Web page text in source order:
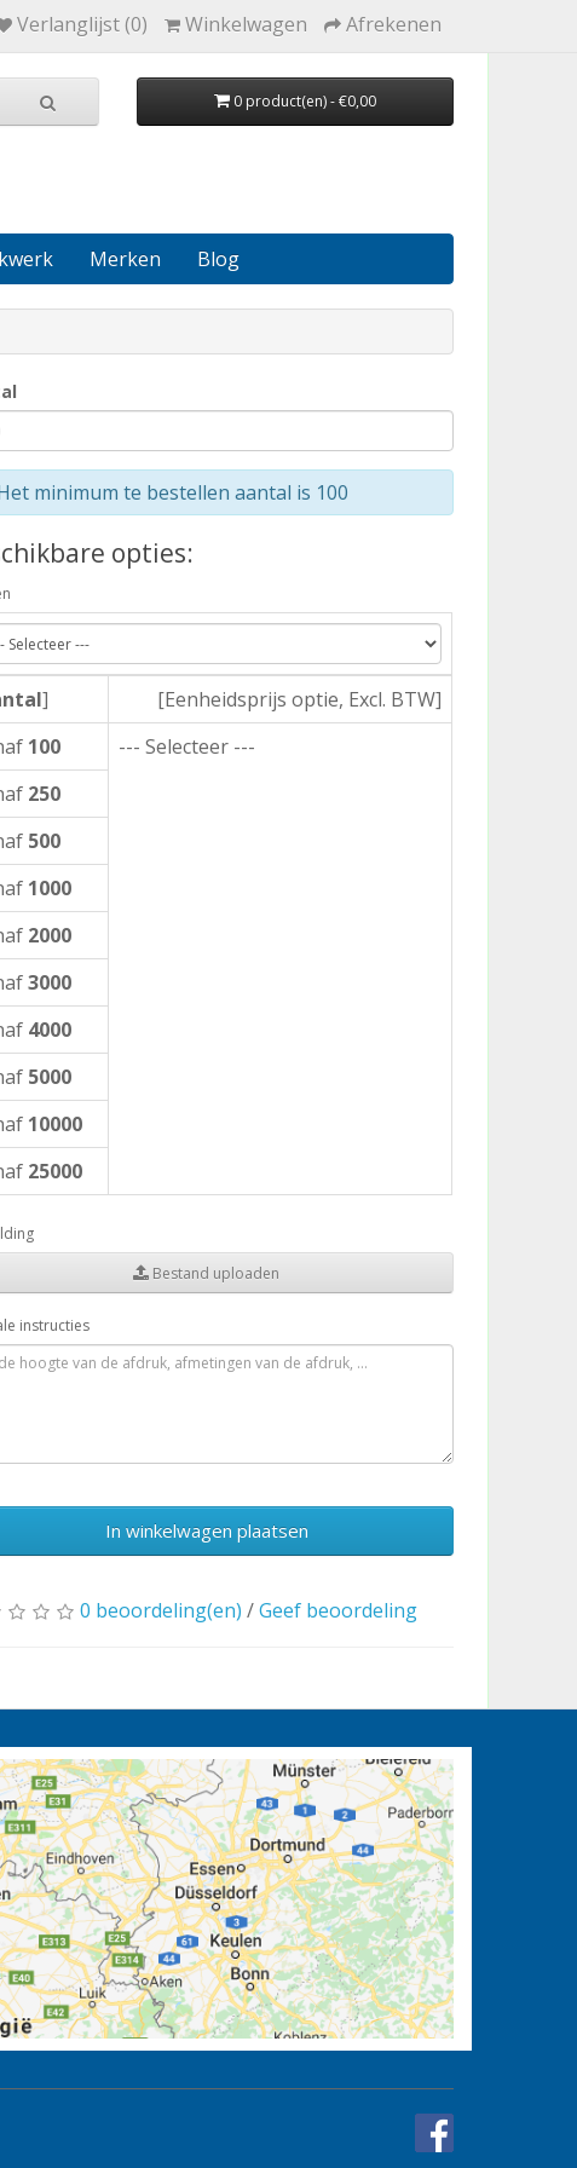
Verlanglijst (0) Winkelwagen Afrekenen
0 product(en) - €0,00
Merken Blog
minimum te bestellen aantal is 100
opties:
]
[Eenheidsprijs optie, Excl. BTW]
100
--- Selecteer ---
250
500
1000
2000
3000
4000
5000
10000
25000
Bestand uploaden
instructies
In winkelwagen plaatsen
0 beoordeling(en) /Geef beoordeling